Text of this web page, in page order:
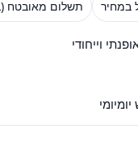
במחיר תשלום מאובטח (SSL)
וייחודי